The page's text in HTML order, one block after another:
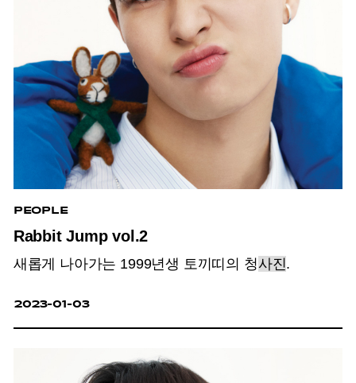
PEOPLE
Rabbit Jump vol.2
새롭게 나아가는 1999년생 토끼띠의 청사진.
2023-01-03